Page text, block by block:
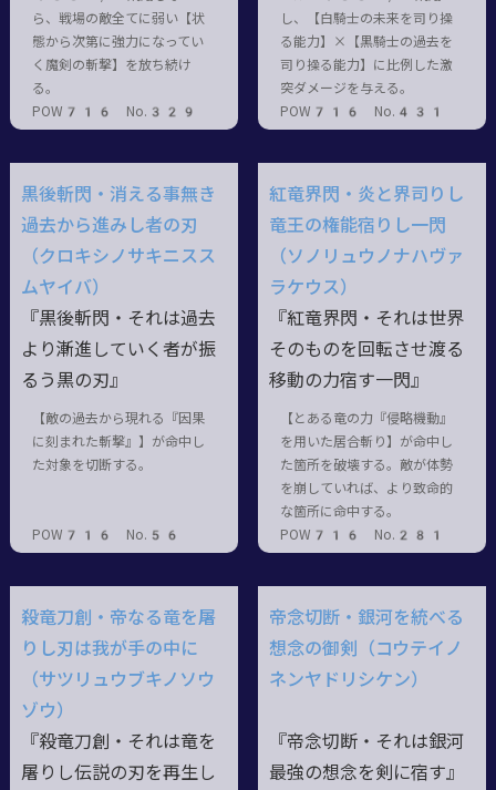
ら、戦場の敵全てに弱い【状
態から次第に強力になってい
く魔剣の斬撃】を放ち続け
る。
POW716 No.329
し、【白騎士の未来を司り操
る能力】×【黒騎士の過去を
司り操る能力】に比例した激
突ダメージを与える。
POW716 No.431
黒後斬閃・消える事無き
過去から進みし者の刃
（クロキシノサキニスス
ムヤイバ）
『黒後斬閃・それは過去
より漸進していく者が振
るう黒の刃』
【敵の過去から現れる『因果
に刻まれた斬撃』】が命中し
た対象を切断する。
POW716 No.56
紅竜界閃・炎と界司りし
竜王の権能宿りし一閃
（ソノリュウノナハヴァ
ラケウス）
『紅竜界閃・それは世界
そのものを回転させ渡る
移動の力宿す一閃』
【とある竜の力『侵略機動』
を用いた居合斬り】が命中し
た箇所を破壊する。敵が体勢
を崩していれば、より致命的
な箇所に命中する。
POW716 No.281
殺竜刀創・帝なる竜を屠
りし刃は我が手の中に
（サツリュウブキノソウ
ゾウ）
『殺竜刀創・それは竜を
屠りし伝説の刃を再生し
帝念切断・銀河を統べる
想念の御剣（コウテイノ
ネンヤドリシケン）
『帝念切断・それは銀河
最強の想念を剣に宿す』